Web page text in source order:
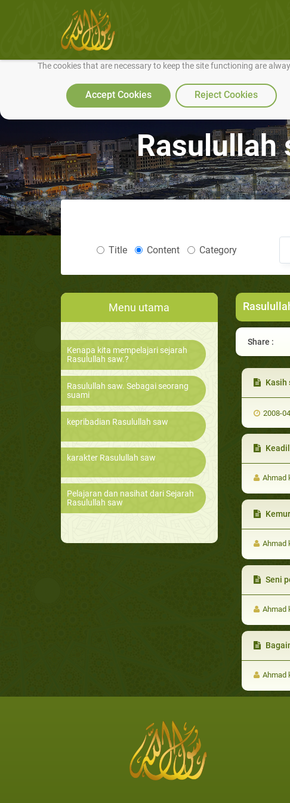
We use cookies to make our site work well for you and so we can continually
The cookies that are necessary to keep the site functioning are
Accept Cookies Reject Cookies
Rasulullah
Title Content Category
Menu utama
Kenapa kita mempelajari sejarah
Rasulullah saw.?
Rasulullah saw. Sebagai seorang
suami
kepribadian Rasulullah saw
karakter Rasulullah saw
Pelajaran dan nasihat dari Sejarah
Rasulullah saw
Share :
Kasih
2008-
Ahmad
Kemurahan
Ahmad
Seni
Ahmad
Ahmad